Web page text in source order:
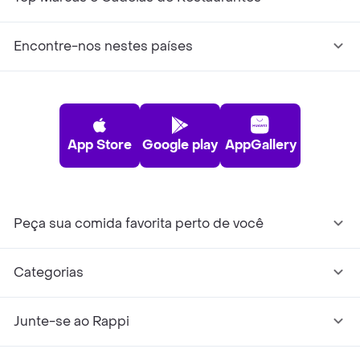
Encontre-nos nestes países
App Store Google play AppGallery
Peça sua comida favorita perto de você
Categorias
Junte-se ao Rappi